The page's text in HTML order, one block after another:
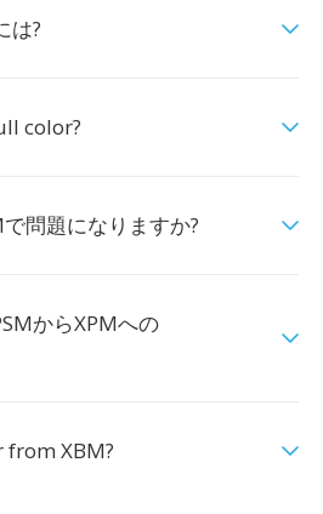
は?
color?
問題になりますか?
からXPMへの
from XBM?